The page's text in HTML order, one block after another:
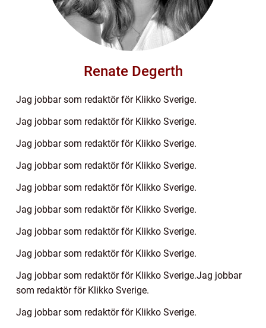
Renate Degerth
Jag jobbar som redaktör för Klikko Sverige.
Jag jobbar som redaktör för Klikko Sverige.
Jag jobbar som redaktör för Klikko Sverige.
Jag jobbar som redaktör för Klikko Sverige.
Jag jobbar som redaktör för Klikko Sverige.
Jag jobbar som redaktör för Klikko Sverige.
Jag jobbar som redaktör för Klikko Sverige.
Jag jobbar som redaktör för Klikko Sverige.
Jag jobbar som redaktör för Klikko Sverige.Jag jobbar
som redaktör för Klikko Sverige.
Jag jobbar som redaktör för Klikko Sverige.